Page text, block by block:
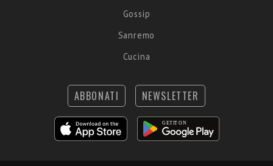
Gossip
Sanremo
Cucina
ABBONATI NEWSLETTER